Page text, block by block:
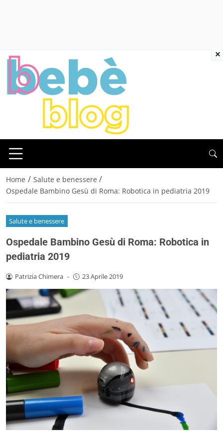
Home / Salute e benessere /
Ospedale Bambino Gesù di Roma: Robotica in pediatria 2019
Salute e benessere
Ospedale Bambino Gesù di Roma: Robotica in
pediatria 2019
Patrizia Chimera - 23 Aprile 2019
×